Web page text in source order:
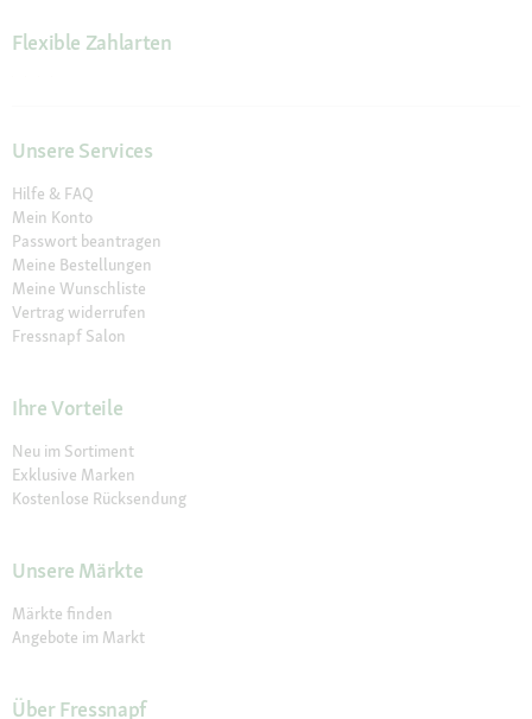
Flexible Zahlarten
Unsere Services
Hilfe & FAQ
Mein Konto
Passwort beantragen
Meine Bestellungen
Meine Wunschliste
Vertrag widerrufen
Fressnapf Salon
Ihre Vorteile
Neu im Sortiment
Exklusive Marken
Kostenlose Rücksendung
Unsere Märkte
Märkte finden
Angebote im Markt
Über Fressnapf